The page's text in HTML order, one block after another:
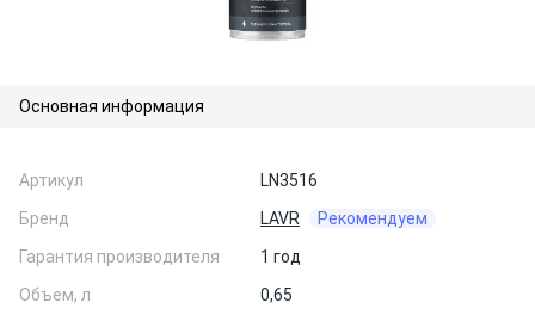
Основная информация
Артикул
LN3516
Бренд
LAVR
Рекомендуем
Гарантия производителя
1 год
Объем, л
0,65